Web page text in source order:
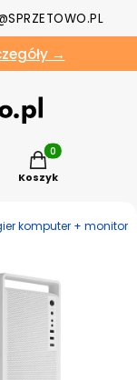
→
Produkty w
Koszyk
komputer + monitor